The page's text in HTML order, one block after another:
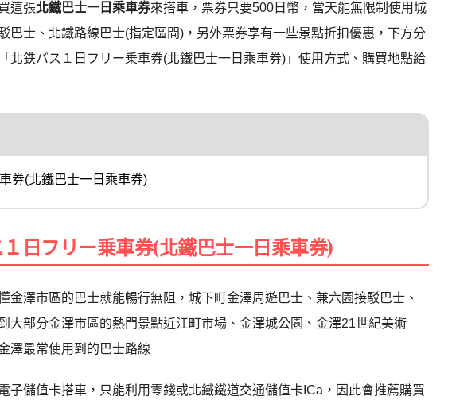
這張北鐵巴士一日乘車券來搭車，票券只要500日幣，當天能無限制使用城
巴士、北鐵路線巴士(指定區間)，另外票券享有一些景點折扣優惠，下方分
北鉄バス１日フリー乗車券(北鐵巴士一日乘車券)」使用方式、購買地點給
券(北鐵巴士一日乘車券)
日フリー乗車券(北鐵巴士一日乘車券)
金澤市區的巴士就能暢行無阻，城下町金澤周遊巴士、兼六園接駁巴士、
大部分金澤市區的熱門景點近江町市場、金澤城公園、金澤21世紀美術
澤最常使用到的巴士路線
子儲值卡搭車，只能利用零錢或北鐵鐵道交通儲值卡ICa，因此會推薦購買